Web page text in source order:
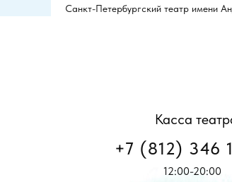
Санкт-Петербургский театр имени
12:00-20:00
+7 (812) 346
Касса